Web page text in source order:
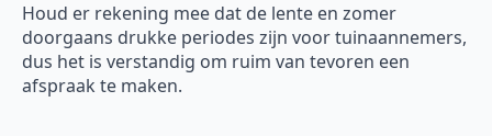
Houd er rekening mee dat de lente en zomer
doorgaans drukke periodes zijn voor tuinaannemers,
dus het is verstandig om ruim van tevoren een
afspraak te maken.